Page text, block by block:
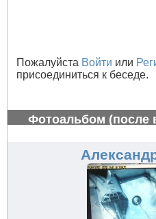
Пожалуйста Войти или
присоединиться к беседе.
Фотоальбом (после